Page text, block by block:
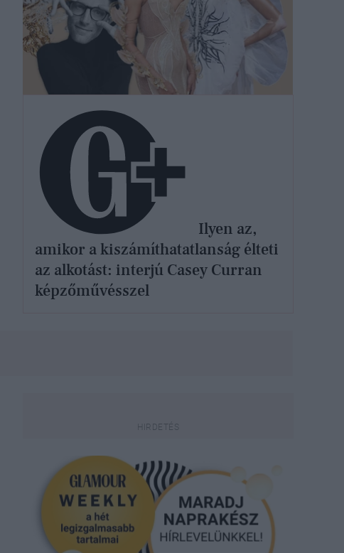
Ilyen az,
amikor a kiszámíthatatlanság élteti
az alkotást: interjú Casey Curran
képzőművésszel